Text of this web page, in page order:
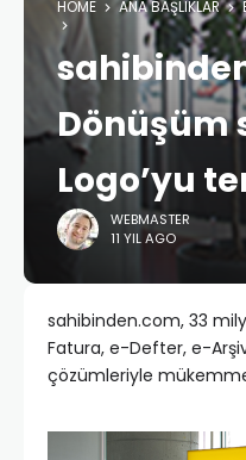
HOME ANA BAŞLIKLAR
Dönüşüm
Logo’yu
WEBMASTER
11 YIL AGO
sahibinden.com, 33
Fatura, e-Defter, e-
çözümleriyle